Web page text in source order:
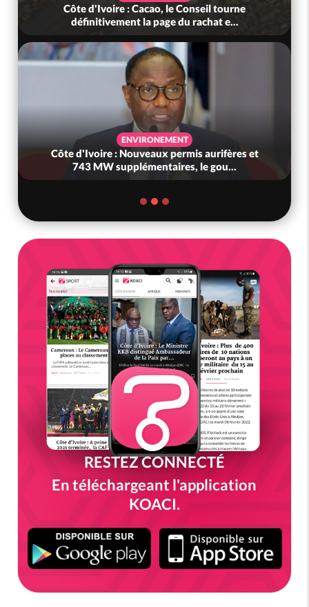
Côte d'Ivoire : Cacao, le Conseil tourne
définitivement la page du rachat e...
ENVIRONEMENT
Côte d'Ivoire : Nouveaux permis aurifères et
743 MW supplémentaires, le gou...
RESTEZ CONNECTÉ
En téléchargeant l'application
KOACI.